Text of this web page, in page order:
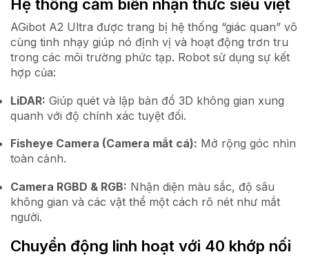
Hệ thống cảm biến nhận thức siêu việt
AGibot A2 Ultra được trang bị hệ thống “giác quan” vô
cùng tinh nhạy giúp nó định vị và hoạt động trơn tru
trong các môi trường phức tạp. Robot sử dụng sự kết
hợp của:
LiDAR: Giúp quét và lập bản đồ 3D không gian xung
quanh với độ chính xác tuyệt đối.
Fisheye Camera (Camera mắt cá): Mở rộng góc nhìn
toàn cảnh.
Camera RGBD & RGB: Nhận diện màu sắc, độ sâu
không gian và các vật thể một cách rõ nét như mắt
người.
Chuyển động linh hoạt với 40 khớp nối